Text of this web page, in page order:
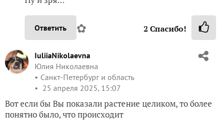
Ответить ✿ 2 Спасибо!
IuliiaNikolaevna
Юлия Николаевна
Санкт-Петербург и область
25 апреля 2025, 15:07
Вот если бы Вы показали растение целиком, то более
понятно было, что происходит